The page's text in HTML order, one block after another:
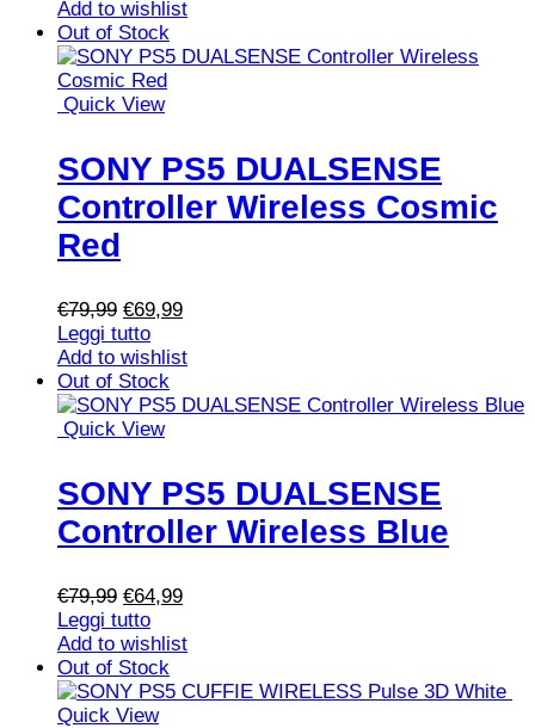
originale
era:
€39,99.
attuale
€34,90.
Add to wishlist
Out of Stock
Quick View
SONY PS5 DUALSENSE
Controller Wireless Cosmic
Red
€79,99 Il
prezzo
originale
era:
€79,99.
€69,99Il
attuale
€69,99.
Leggi tutto
Add to wishlist
Out of Stock
Quick View
SONY PS5 DUALSENSE
Controller Wireless Blue
€79,99 Il
prezzo
originale
era:
€79,99.
€64,99Il
attuale
€64,99.
Leggi tutto
Add to wishlist
Out of Stock
Quick View